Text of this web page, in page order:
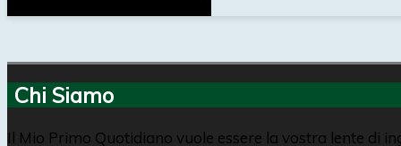
Chi Siamo
Il Mio Primo Quotidiano vuole essere la vostra lente di